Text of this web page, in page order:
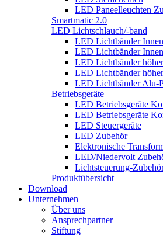
LED Paneelleuchten
Smartmatic 2.0
LED Lichtschlauch/-band
LED Lichtbänder
LED Lichtbänder
LED Lichtbänder
LED Lichtbänder
LED Lichtbänder Alu-
Betriebsgeräte
LED Betriebsgeräte
LED Betriebsgeräte
LED Steuergeräte
LED Zubehör
Elektronische
LED/Niedervolt
Lichtsteuerung-
Produktübersicht
Download
Unternehmen
Über uns
Ansprechpartner
Stiftung